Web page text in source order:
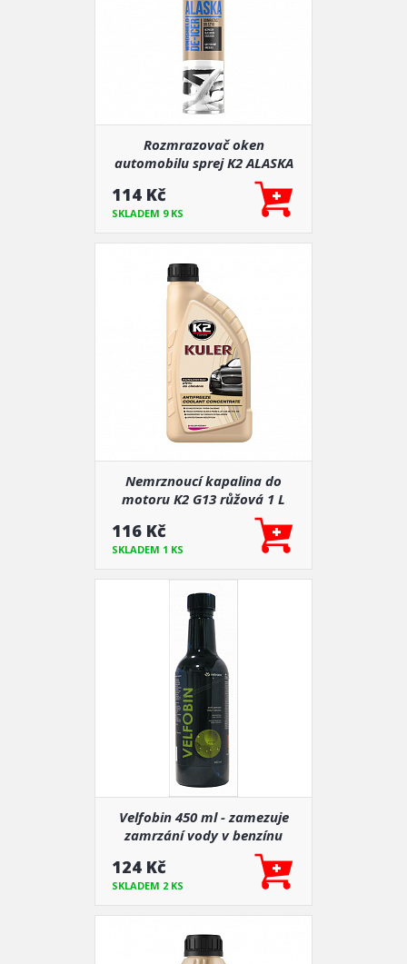
Rozmrazovač oken
automobilu sprej K2 ALASKA
114 Kč
SKLADEM 9 KS
Nemrznoucí kapalina do
motoru K2 G13 růžová 1 L
-70°C (náhrada za G12)
116 Kč
SKLADEM 1 KS
Velfobin 450 ml - zamezuje
zamrzání vody v benzínu
124 Kč
SKLADEM 2 KS